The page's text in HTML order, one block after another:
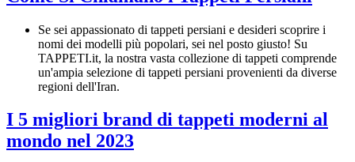
Se sei appassionato di tappeti persiani e desideri scoprire i
nomi dei modelli più popolari, sei nel posto giusto! Su
TAPPETI.it, la nostra vasta collezione di tappeti comprende
un'ampia selezione di tappeti persiani provenienti da diverse
regioni dell'Iran.
I 5 migliori brand di tappeti moderni al
mondo nel 2023